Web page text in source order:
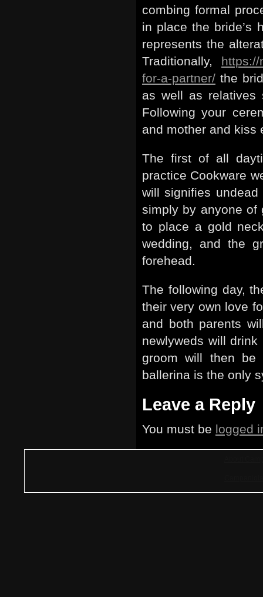
combing formal
in place the bride’s
represents the
Traditionally, https://
for-a-partner/ the
as well as relatives
Following your
and mother and kiss
The first of all
practice Cookware
will signifies
simply by anyone of
to place a gold
wedding, and the
forehead.
The following day,
their very own love
and both parents
newlyweds will
groom will then
ballerina is the only
Leave a Reply
You must be logged